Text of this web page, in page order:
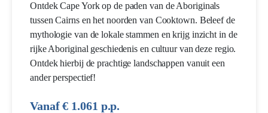
Ontdek Cape York op de paden van de Aboriginals
tussen Cairns en het noorden van Cooktown. Beleef de
mythologie van de lokale stammen en krijg inzicht in de
rijke Aboriginal geschiedenis en cultuur van deze regio.
Ontdek hierbij de prachtige landschappen vanuit een
ander perspectief!
Vanaf € 1.061 p.p.